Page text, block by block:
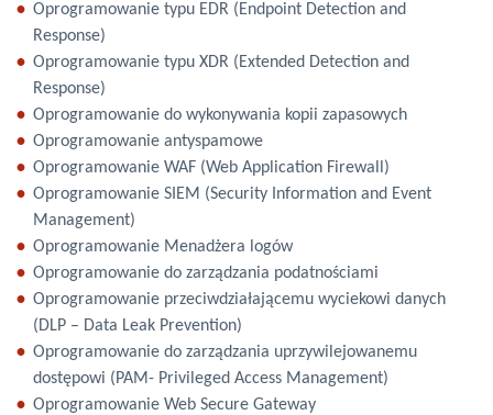
Oprogramowanie typu EDR (Endpoint Detection and
Response)
Oprogramowanie typu XDR (Extended Detection and
Response)
Oprogramowanie do wykonywania kopii zapasowych
Oprogramowanie antyspamowe
Oprogramowanie WAF (Web Application Firewall)
Oprogramowanie SIEM (Security Information and Event
Management)
Oprogramowanie Menadżera logów
Oprogramowanie do zarządzania podatnościami
Oprogramowanie przeciwdziałającemu wyciekowi danych
(DLP – Data Leak Prevention)
Oprogramowanie do zarządzania uprzywilejowanemu
dostępowi (PAM- Privileged Access Management)
Oprogramowanie Web Secure Gateway